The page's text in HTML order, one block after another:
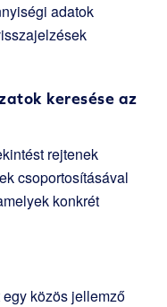
adatok
keresése az
rejtenek
csoportosításával
konkrét
közös jellemző